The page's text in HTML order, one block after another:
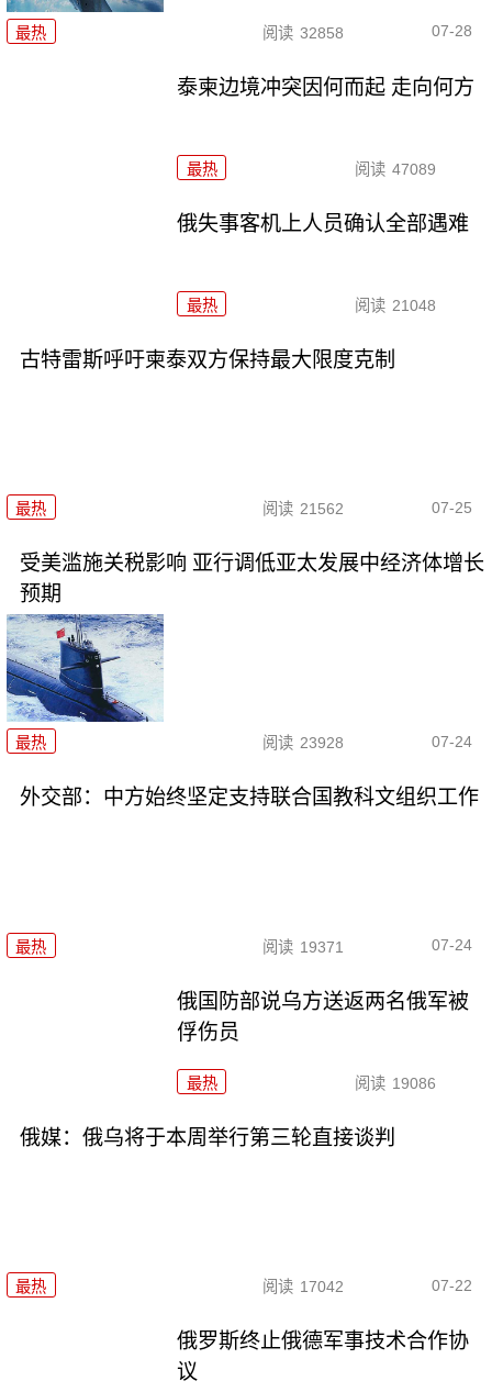
最热 阅读 32858 07-28
泰柬边境冲突因何而起 走向何方
最热 阅读 47089
俄失事客机上人员确认全部遇难
最热 阅读 21048
古特雷斯呼吁柬泰双方保持最大限度克制
最热 阅读 21562 07-25
受美滥施关税影响 亚行调低亚太发展中经济体增长
预期
最热 阅读 23928 07-24
外交部：中方始终坚定支持联合国教科文组织工作
最热 阅读 19371 07-24
俄国防部说乌方送返两名俄军被
俘伤员
最热 阅读 19086
俄媒：俄乌将于本周举行第三轮直接谈判
最热 阅读 17042 07-22
俄罗斯终止俄德军事技术合作协
议